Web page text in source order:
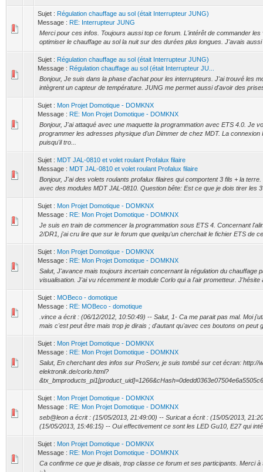
Sujet : Régulation chauffage au sol (était Interrupteur JUNG)
Message : RE: Interrupteur JUNG
Merci pour ces infos. Toujours aussi top ce forum. L'intérêt de commander
optimiser le chauffage au sol la nuit sur des durées plus longues. J'avais
Sujet : Régulation chauffage au sol (était Interrupteur JUNG)
Message : Régulation chauffage au sol (était Interrupteur JU...
Bonjour, Je suis dans la phase d'achat pour les interrupteurs. J'ai trouvé les
intègrent un capteur de température. JUNG me permet aussi d'avoir des
Sujet : Mon Projet Domotique - DOMKNX
Message : RE: Mon Projet Domotique - DOMKNX
Bonjour, J'ai attaqué avec une maquette la programmation avec ETS 4.0. Je
programmer les adresses physique d'un Dimmer de chez MDT. La connexion
puisqu'il tro...
Sujet : MDT JAL-0810 et volet roulant Profalux filaire
Message : MDT JAL-0810 et volet roulant Profalux filaire
Bonjour, J'ai des volets roulants profalux filaires qui comportent 3 fils + la
avec des modules MDT JAL-0810. Question bête: Est ce que je dois tirer les
Sujet : Mon Projet Domotique - DOMKNX
Message : RE: Mon Projet Domotique - DOMKNX
Je suis en train de commencer la programmation sous ETS 4. Concernant
2/DR1, j'ai cru lire que sur le forum que quelqu'un cherchait le fichier ETS de
Sujet : Mon Projet Domotique - DOMKNX
Message : RE: Mon Projet Domotique - DOMKNX
Salut, J'avance mais toujours incertain concernant la régulation du chauffage
visualisation. J'ai vu récemment le module Corlo qui a l'air prometteur. J'hésite
Sujet : MOBeco - domotique
Message : RE: MOBeco - domotique
.vince a écrit : (06/12/2012, 10:50:49) -- Salut, 1- Ca me parait pas mal. Moi
mais c'est peut être mais trop je dirais ; d'autant qu'avec ces boutons on peut
Sujet : Mon Projet Domotique - DOMKNX
Message : RE: Mon Projet Domotique - DOMKNX
Salut, En cherchant des infos sur ProServ, je suis tombé sur cet écran: http://
elektronik.de/corlo.html?
Sujet : Mon Projet Domotique - DOMKNX
Message : RE: Mon Projet Domotique - DOMKNX
seb@leon a écrit : (15/05/2013, 21:49:00) -- Suricat a écrit : (15/05/2013,
(15/05/2013, 15:46:15) -- Oui effectivement ce sont les LED Gu10, E27 qui
Sujet : Mon Projet Domotique - DOMKNX
Message : RE: Mon Projet Domotique - DOMKNX
Ca confirme ce que je disais, trop classe ce forum et ses participants. Merci